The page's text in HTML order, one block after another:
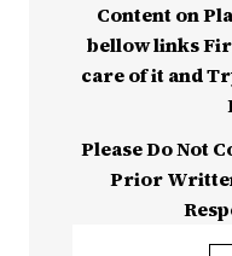
Content on
bellow links
care of it and
Please Do Not
Prior